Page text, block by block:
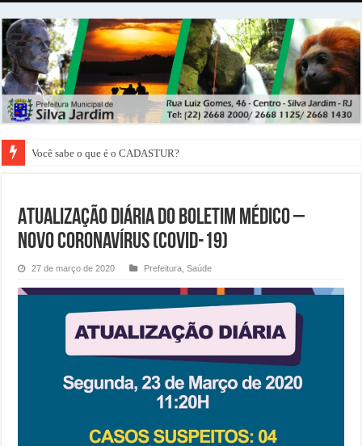
Você sabe o que é o CADASTUR?
ATUALIZAÇÃO DIÁRIA DO BOLETIM MÉDICO –
NOVO CORONAVÍRUS (COVID-19)
27 de março de 2020 Prefeitura ,Saúde